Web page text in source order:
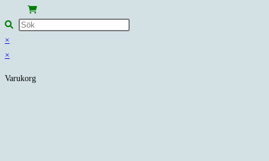
×
×
Varukorg